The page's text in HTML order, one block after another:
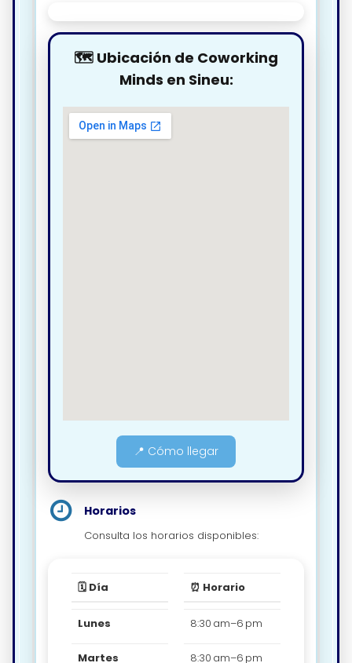
🗺️ Ubicación de Coworking
Minds en Sineu:
📍 Cómo llegar
Horarios
Consulta los horarios disponibles:
🗓️ Día ⏰ Horario
Lunes 8:30 am–6 pm
Martes 8:30 am–6 pm